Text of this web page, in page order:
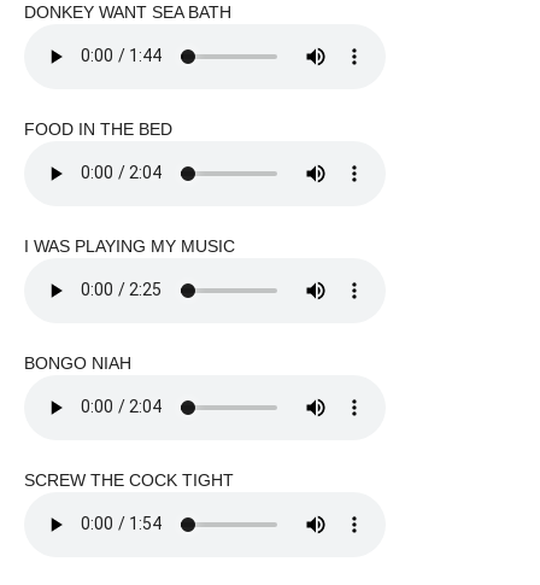
DONKEY WANT SEA BATH
FOOD IN THE BED
I WAS PLAYING MY MUSIC
BONGO NIAH
SCREW THE COCK TIGHT